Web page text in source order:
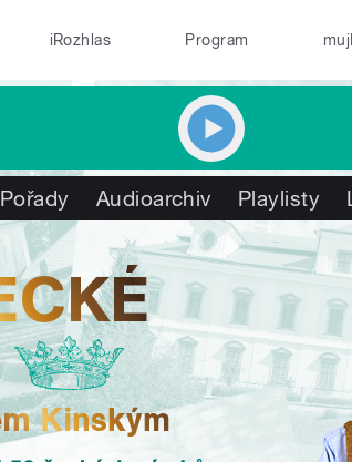
iRozhlas Program
Pořady Audioarchiv Playlisty